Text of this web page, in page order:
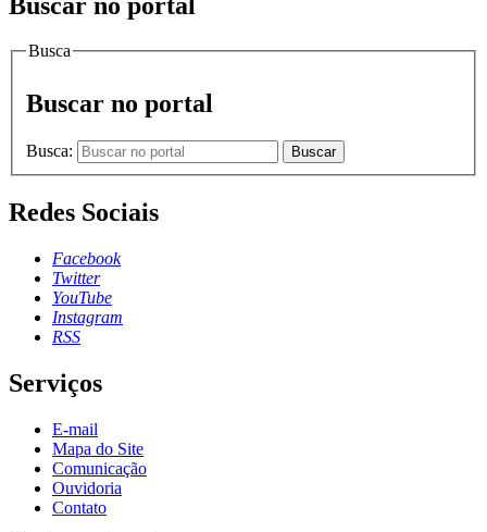
Busca
Buscar no portal
Busca: Buscar
Redes Sociais
Facebook
Twitter
YouTube
Instagram
RSS
Serviços
E-mail
Mapa do Site
Comunicação
Ouvidoria
Contato